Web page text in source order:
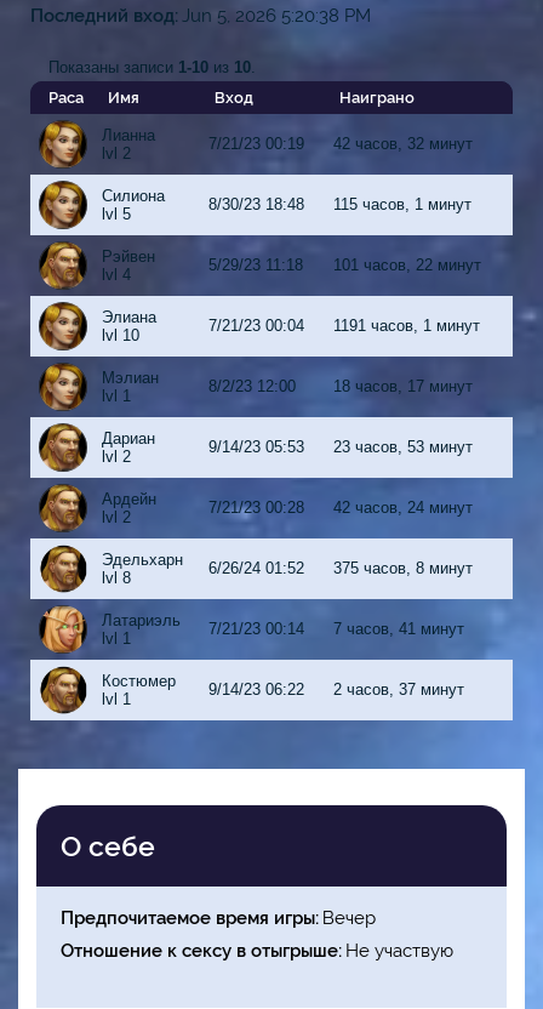
Последний вход Jun 5, 2026 5:20:38 PM
Показаны записи 1-10 из 10
Раса
Имя Вход Наиграно
Лианна
lvl 2
7/21/23 00:19 42 часов, 32 минут
Силиона
lvl 5
8/30/23 18:48 115 часов, 1 минут
Рэйвен
lvl 4
5/29/23 11:18 101 часов, 22 минут
Элиана
lvl 10
7/21/23 00:04 1191 часов, 1 минут
Мэлиан
lvl 1
8/2/23 12:00 18 часов, 17 минут
Дариан
lvl 2
9/14/23 05:53 23 часов, 53 минут
Ардейн
lvl 2
7/21/23 00:28 42 часов, 24 минут
Эдельхарн
lvl 8
6/26/24 01:52 375 часов, 8 минут
Латариэль
lvl 1
7/21/23 00:14 7 часов, 41 минут
Костюмер
lvl 1
9/14/23 06:22 2 часов, 37 минут
О себе
Предпочитаемое время игры Вечер
Отношение к сексу в отыгрыше Не участвую